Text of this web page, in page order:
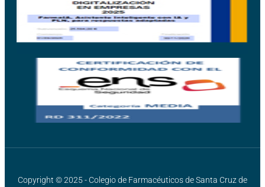
Copyright © 2025 - Colegio de Farmacéuticos de Santa Cruz de